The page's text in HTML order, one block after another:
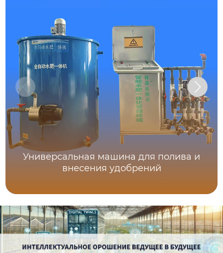
Универсальная машина для полива и
внесения удобрений